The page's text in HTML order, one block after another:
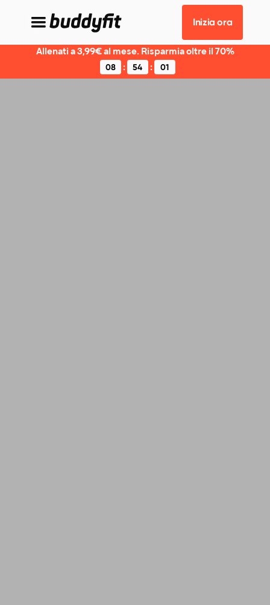
Inizia ora
Allenati a 3,99€ al mese. Risparmia oltre il 70%
08 : 54 : 01